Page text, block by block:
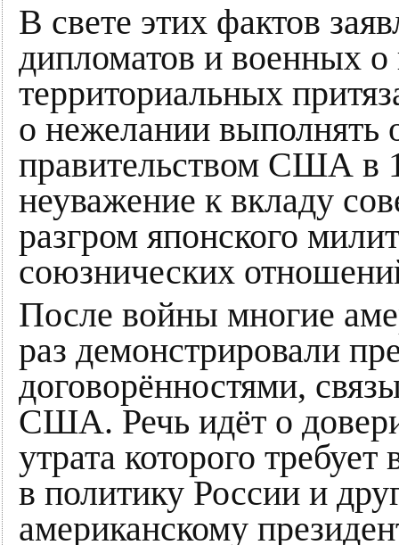
В свете этих фактов
дипломатов и военных
территориальных
о нежелании выполнять
правительством США в
неуважение к вкладу
разгром японского
союзнических
После войны многие
раз демонстрировали
договорённостями,
США. Речь идёт о
утрата которого
в политику России и
американскому